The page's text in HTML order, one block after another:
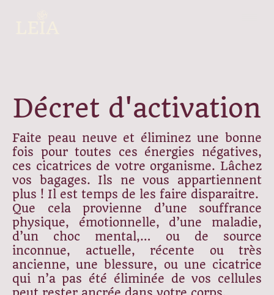
Faite peau neuve et éliminez une bonne
fois pour toutes ces énergies négatives,
ces cicatrices de votre organisme. Lâchez
vos bagages. Ils ne vous appartiennent
plus ! Il est temps de les faire disparaitre.
Que cela provienne d’une souffrance
physique, émotionnelle, d’une maladie,
d’un choc mental,… ou de source
inconnue, actuelle, récente ou très
ancienne, une blessure, ou une cicatrice
qui n’a pas été éliminée de vos cellules
Décret d'activation